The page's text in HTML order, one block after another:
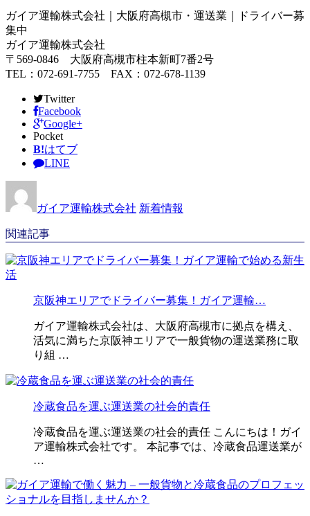
ガイア運輸株式会社｜大阪府高槻市・運送業｜ドライバー募
集中
ガイア運輸株式会社
〒569-0846 大阪府高槻市柱本新町7番2号
TEL：072-691-7755 FAX：072-678-1139
Twitter
Facebook
Google+
Pocket
B!はてブ
LINE
ガイア運輸株式会社 新着情報
関連記事
京阪神エリアでドライバー募集！ガイア運輸…
ガイア運輸株式会社は、大阪府高槻市に拠点を構え、
活気に満ちた京阪神エリアで一般貨物の運送業務に取
り組 …
冷蔵食品を運ぶ運送業の社会的責任
冷蔵食品を運ぶ運送業の社会的責任 こんにちは！ガイ
ア運輸株式会社です。 本記事では、冷蔵食品運送業が
…